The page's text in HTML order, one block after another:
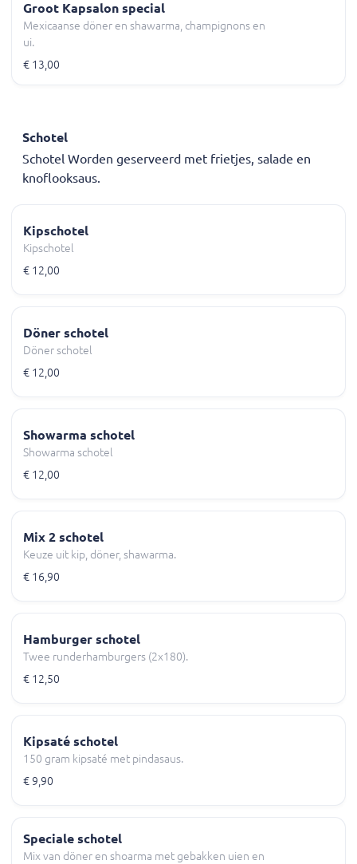
Groot Kapsalon special
Mexicaanse döner en shawarma, champignons en
ui.
€ 13,00
Schotel
Schotel Worden geserveerd met frietjes, salade en
knoflooksaus.
Kipschotel
Kipschotel
€ 12,00
Döner schotel
Döner schotel
€ 12,00
Showarma schotel
Showarma schotel
€ 12,00
Mix 2 schotel
Keuze uit kip, döner, shawarma.
€ 16,90
Hamburger schotel
Twee runderhamburgers (2x180).
€ 12,50
Kipsaté schotel
150 gram kipsaté met pindasaus.
€ 9,90
Speciale schotel
Mix van döner en shoarma met gebakken uien en